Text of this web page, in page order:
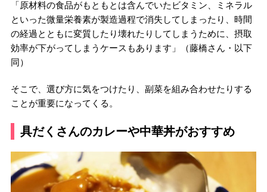
「原材料の食品がもともとは含んでいたビタミン、ミネラル
といった微量栄養素が製造過程で消失してしまったり、時間
の経過とともに変質したり壊れたりしてしまうために、摂取
効率が下がってしまうケースもあります」（藤橋さん・以下
同）
そこで、選び方に気をつけたり、副菜を組み合わせたりする
ことが重要になってくる。
具だくさんのカレーや中華丼がおすすめ